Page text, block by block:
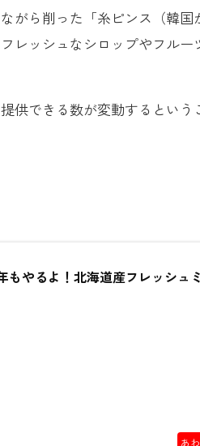
がら削った「糸ピンス（韓国
レッシュなシロップやフルー
供できる数が変動するという
もやるよ！北海道産フレッシュ
あ